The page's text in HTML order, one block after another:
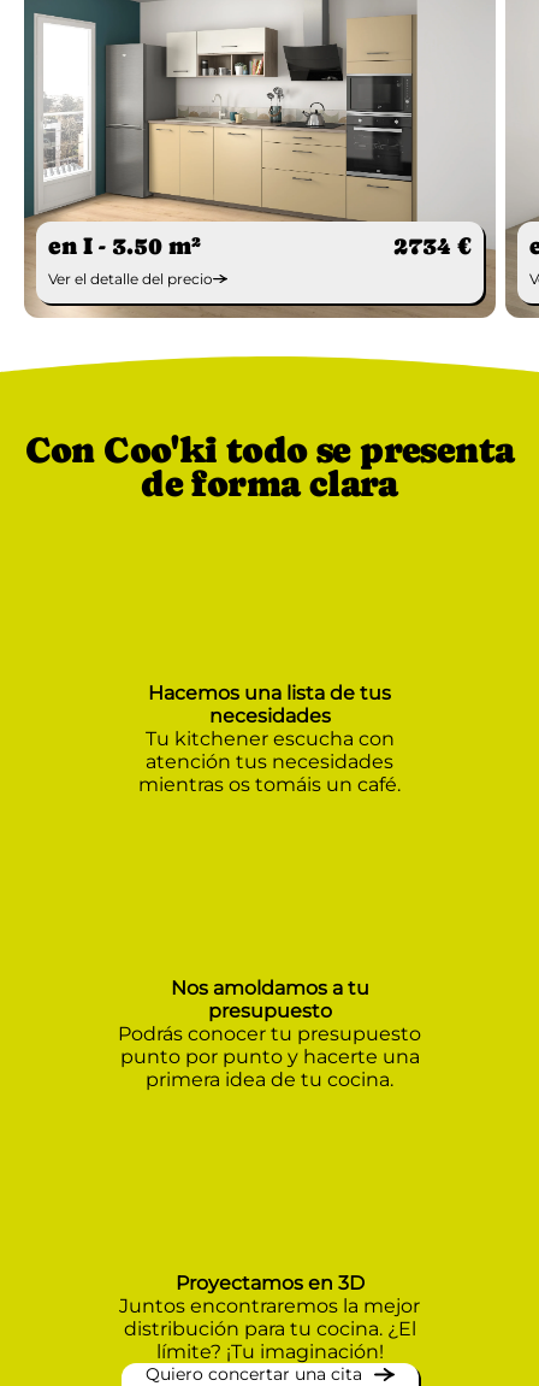
en I - 3.50 m² 2734 €
Ver el detalle del precio
Con Coo'ki todo se presenta
de forma clara
Hacemos una lista de tus
necesidades
Tu kitchener escucha con
atención tus necesidades
mientras os tomáis un café.
Nos amoldamos a tu
presupuesto
Podrás conocer tu presupuesto
punto por punto y hacerte una
primera idea de tu cocina.
Proyectamos en 3D
Juntos encontraremos la mejor
distribución para tu cocina. ¿El
límite? ¡Tu imaginación!
Quiero concertar una cita